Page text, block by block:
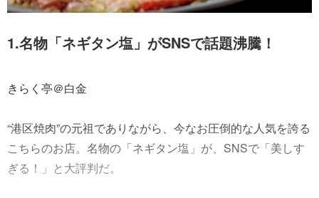
1.名物「ネギタン塩」がSNSで話題沸騰！
きらく亭＠白金
“港区焼肉”の元祖でありながら、今なお圧倒的な人気を誇る
こちらのお店。名物の「ネギタン塩」が、SNSで「美しす
ぎる！」と大評判だ。